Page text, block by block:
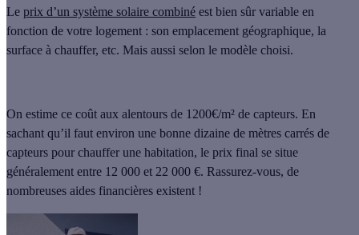
Le prix d’un système solaire combiné est bien sûr variable en
fonction de votre logement : son emplacement géographique, la
surface à chauffer, etc. Mais aussi selon le modèle choisi.
On estime ce coût aux alentours de 1200€/m² de capteurs. En
sachant qu’il faut environ une bonne dizaine de mètres carrés de
capteurs pour chauffer une habitation, le prix final se situe
généralement entre 12 000 et 22 000 €. Rassurez-vous, de
nombreuses aides financières existent !